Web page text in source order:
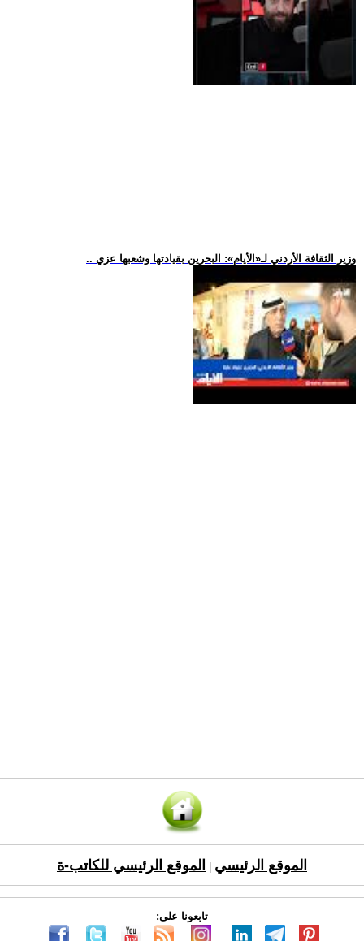
.. وزير الثقافة الأردني لـ«الأيام»: البحرين بقيادتها وشعبها عزي
الموقع الرئيسي الموقع الرئيسي للكاتب-ة
تابعونا على: